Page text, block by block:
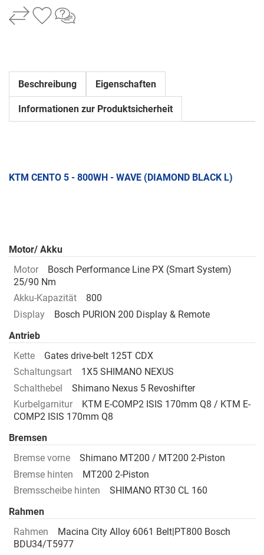
Beschreibung Eigenschaften
Informationen zur Produktsicherheit
KTM CENTO 5 - 800WH - WAVE (DIAMOND BLACK L)
Motor/ Akku
Motor
Bosch Performance Line PX (Smart System)
25/90 Nm
Akku-Kapazität
800
Display
Bosch PURION 200 Display & Remote
Antrieb
Kette
Gates drive-belt 125T CDX
Schaltungsart
1X5 SHIMANO NEXUS
Schalthebel
Shimano Nexus 5 Revoshifter
Kurbelgarnitur
KTM E-COMP2 ISIS 170mm Q8 / KTM E-
COMP2 ISIS 170mm Q8
Bremsen
Bremse vorne
Shimano MT200 / MT200 2-Piston
Bremse hinten
MT200 2-Piston
Bremsscheibe hinten
SHIMANO RT30 CL 160
Rahmen
Rahmen
Macina City Alloy 6061 Belt|PT800 Bosch
BDU34/T5977